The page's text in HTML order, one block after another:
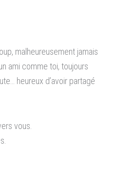
malheureusement jamais
ami comme toi, toujours
heureux d’avoir partagé
vous.